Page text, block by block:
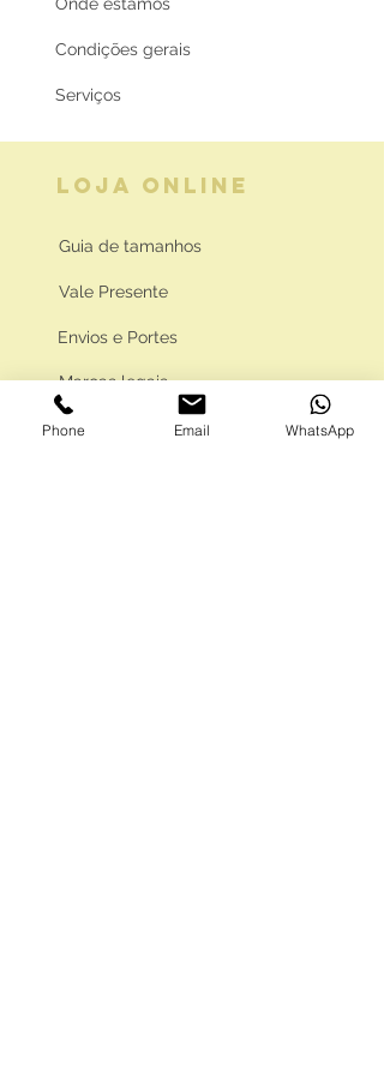
Onde estamos
Condições gerais
Serviços
LOJA ONLINE
Guia de tamanhos
Vale Presente
Envios e Portes
Marcas legais
Programa Fidelidade
Phone Email WhatsApp